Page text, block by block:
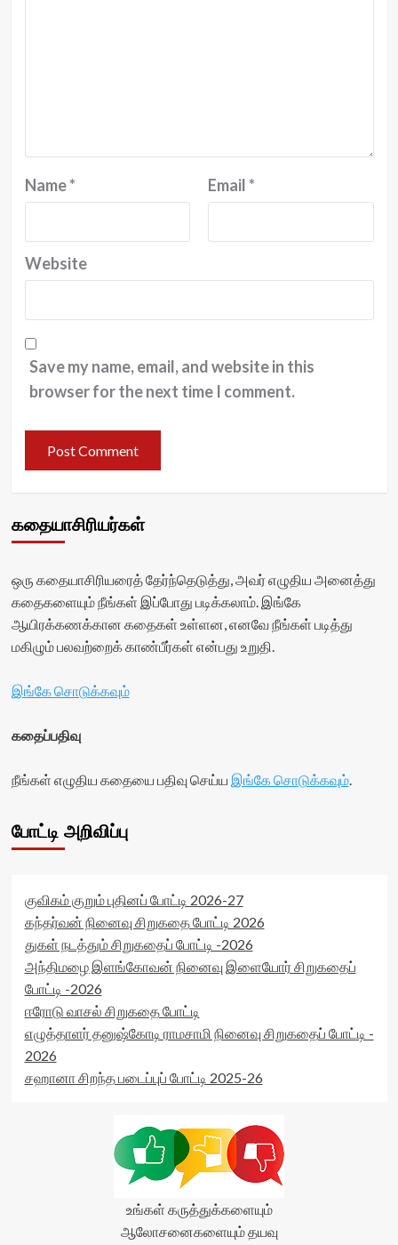
Name* Email*
Website
Save my name, email, and website in this
browser for the next time I comment.
கதையாசிரியர்கள்
ஒரு கதையாசிரியரைத் தேர்ந்தெடுத்து, அவர் எழுதிய அனைத்து
கதைகளையும் நீங்கள் இப்போது படிக்கலாம். இங்கே
ஆயிரக்கணக்கான கதைகள் உள்ளன, எனவே நீங்கள் படித்து
மகிழும் பலவற்றைக் காண்பீர்கள் என்பது உறுதி.
இங்கே சொடுக்கவும்
கதைப்பதிவு
நீங்கள் எழுதிய கதையை பதிவு செய்ய இங்கே சொடுக்கவும்.
போட்டி அறிவிப்பு
குவிகம் குறும் புதினப் போட்டி 2026-27
கந்தர்வன் நினைவு சிறுகதை போட்டி 2026
துகள் நடத்தும் சிறுகதைப் போட்டி -2026
அந்திமழை இளங்கோவன் நினைவு இளையோர் சிறுகதைப்
போட்டி -2026
ஈரோடு வாசல் சிறுகதை போட்டி
எழுத்தாளர் தனுஷ்கோடி ராமசாமி நினைவு சிறுகதைப் போட்டி -
2026
சஹானா சிறந்த படைப்புப் போட்டி 2025-26
உங்கள் கருத்துக்களையும்
ஆலோசனைகளையும் தயவு